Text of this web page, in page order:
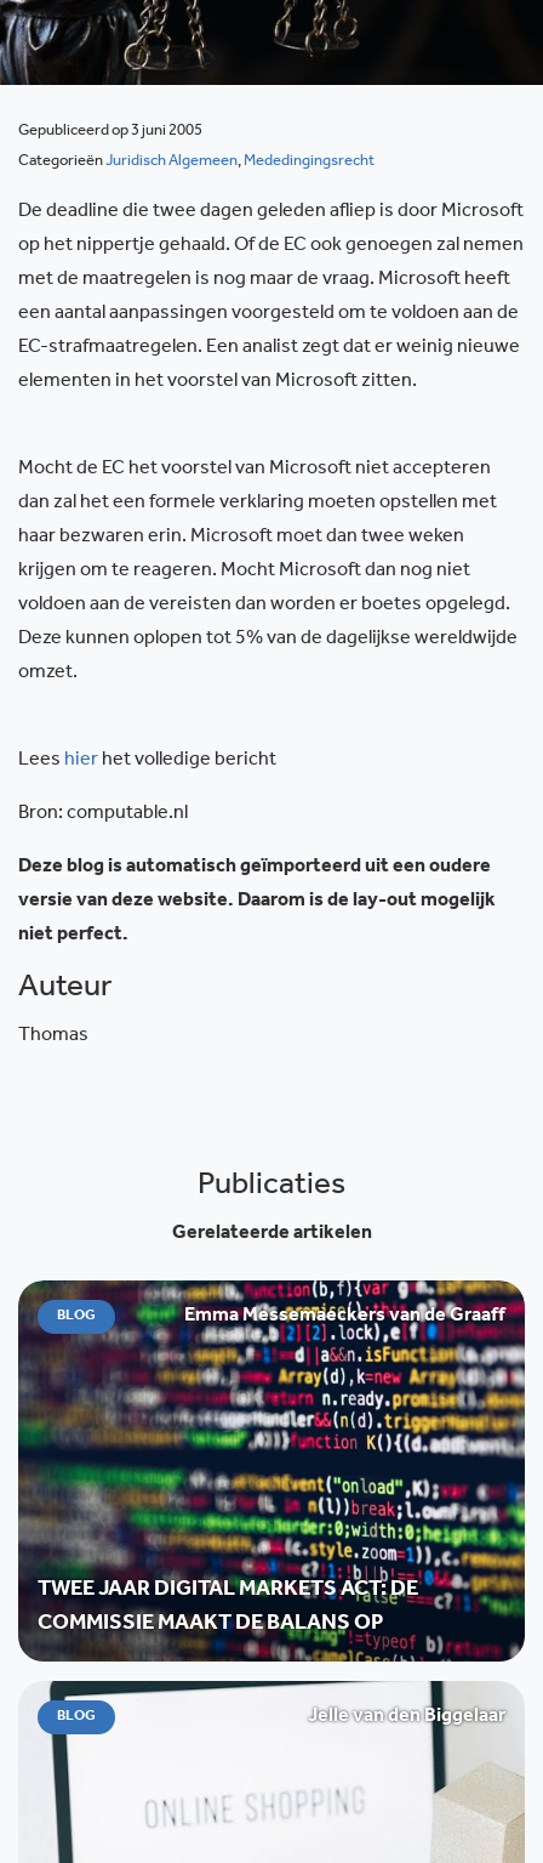
Gepubliceerd op 3 juni 2005
CategorieënJuridisch Algemeen, Mededingingsrecht
De deadline die twee dagen geleden afliep is door Microsoft
op het nippertje gehaald. Of de EC ook genoegen zal nemen
met de maatregelen is nog maar de vraag. Microsoft heeft
een aantal aanpassingen voorgesteld om te voldoen aan de
EC-strafmaatregelen. Een analist zegt dat er weinig nieuwe
elementen in het voorstel van Microsoft zitten.
Mocht de EC het voorstel van Microsoft niet accepteren
dan zal het een formele verklaring moeten opstellen met
haar bezwaren erin. Microsoft moet dan twee weken
krijgen om te reageren. Mocht Microsoft dan nog niet
voldoen aan de vereisten dan worden er boetes opgelegd.
Deze kunnen oplopen tot 5% van de dagelijkse wereldwijde
omzet.
Lees hier het volledige bericht
Bron: computable.nl
Deze blog is automatisch geïmporteerd uit een oudere
versie van deze website. Daarom is de lay-out mogelijk
niet perfect.
Auteur
Thomas
Publicaties
Gerelateerde artikelen
BLOG Emma Messemaeckers van de Graaff
TWEE JAAR DIGITAL MARKETS ACT: DE
COMMISSIE MAAKT DE BALANS OP
BLOG Jelle van den Biggelaar